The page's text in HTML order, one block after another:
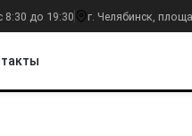
8:30 до 19:30 г. Челябинск,